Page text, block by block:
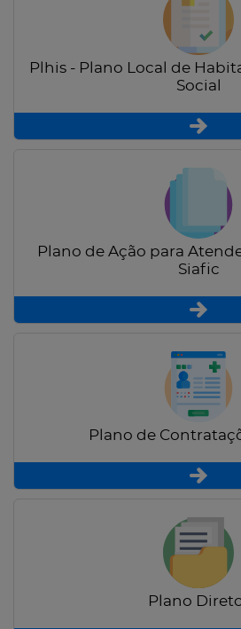
Plhis - Plano Local de
Social
Plano de Ação para
Siafic
Plano de
Plano